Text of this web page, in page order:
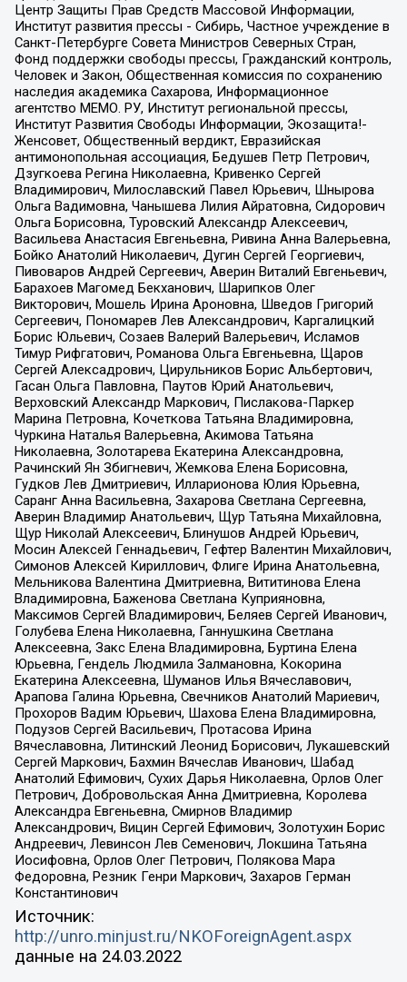
Центр Защиты Прав Средств Массовой Информации,
Институт развития прессы - Сибирь, Частное учреждение в
Санкт-Петербурге Совета Министров Северных Стран,
Фонд поддержки свободы прессы, Гражданский контроль,
Человек и Закон, Общественная комиссия по сохранению
наследия академика Сахарова, Информационное
агентство МЕМО. РУ, Институт региональной прессы,
Институт Развития Свободы Информации, Экозащита!-
Женсовет, Общественный вердикт, Евразийская
антимонопольная ассоциация, Бедушев Петр Петрович,
Дзугкоева Регина Николаевна, Кривенко Сергей
Владимирович, Милославский Павел Юрьевич, Шнырова
Ольга Вадимовна, Чанышева Лилия Айратовна, Сидорович
Ольга Борисовна, Туровский Александр Алексеевич,
Васильева Анастасия Евгеньевна, Ривина Анна Валерьевна,
Бойко Анатолий Николаевич, Дугин Сергей Георгиевич,
Пивоваров Андрей Сергеевич, Аверин Виталий Евгеньевич,
Барахоев Магомед Бекханович, Шарипков Олег
Викторович, Мошель Ирина Ароновна, Шведов Григорий
Сергеевич, Пономарев Лев Александрович, Каргалицкий
Борис Юльевич, Созаев Валерий Валерьевич, Исламов
Тимур Рифгатович, Романова Ольга Евгеньевна, Щаров
Сергей Алексадрович, Цирульников Борис Альбертович,
Гасан Ольга Павловна, Паутов Юрий Анатольевич,
Верховский Александр Маркович, Пислакова-Паркер
Марина Петровна, Кочеткова Татьяна Владимировна,
Чуркина Наталья Валерьевна, Акимова Татьяна
Николаевна, Золотарева Екатерина Александровна,
Рачинский Ян Збигневич, Жемкова Елена Борисовна,
Гудков Лев Дмитриевич, Илларионова Юлия Юрьевна,
Саранг Анна Васильевна, Захарова Светлана Сергеевна,
Аверин Владимир Анатольевич, Щур Татьяна Михайловна,
Щур Николай Алексеевич, Блинушов Андрей Юрьевич,
Мосин Алексей Геннадьевич, Гефтер Валентин Михайлович,
Симонов Алексей Кириллович, Флиге Ирина Анатольевна,
Мельникова Валентина Дмитриевна, Вититинова Елена
Владимировна, Баженова Светлана Куприяновна,
Максимов Сергей Владимирович, Беляев Сергей Иванович,
Голубева Елена Николаевна, Ганнушкина Светлана
Алексеевна, Закс Елена Владимировна, Буртина Елена
Юрьевна, Гендель Людмила Залмановна, Кокорина
Екатерина Алексеевна, Шуманов Илья Вячеславович,
Арапова Галина Юрьевна, Свечников Анатолий Мариевич,
Прохоров Вадим Юрьевич, Шахова Елена Владимировна,
Подузов Сергей Васильевич, Протасова Ирина
Вячеславовна, Литинский Леонид Борисович, Лукашевский
Сергей Маркович, Бахмин Вячеслав Иванович, Шабад
Анатолий Ефимович, Сухих Дарья Николаевна, Орлов Олег
Петрович, Добровольская Анна Дмитриевна, Королева
Александра Евгеньевна, Смирнов Владимир
Александрович, Вицин Сергей Ефимович, Золотухин Борис
Андреевич, Левинсон Лев Семенович, Локшина Татьяна
Иосифовна, Орлов Олег Петрович, Полякова Мара
Федоровна, Резник Генри Маркович, Захаров Герман
Константинович
Источник:
http://unro.minjust.ru/NKOForeignAgent.aspx
данные на 24.03.2022